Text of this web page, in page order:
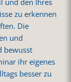
und den Ihres
zu erkennen
Die
und
bewusst
ihr eigenes
besser zu